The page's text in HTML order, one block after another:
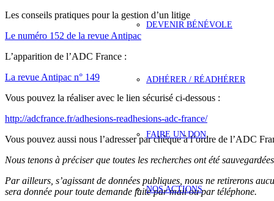
DEVENIR BÉNÉVOLE
ADHÉRER / RÉADHÉRER
FAIRE UN DON
NOS ACTIONS
Les conseils pratiques pour la gestion d’un litige
Le numéro 152 de la revue Antipac
L’apparition de l’ADC France :
La revue Antipac n° 149
Vous pouvez la réaliser avec le lien sécurisé ci-dessous :
http://adcfrance.fr/adhesions-readhesions-adc-france/
Vous pouvez aussi nous l’adresser par chèque à l’ordre de l’ADC
Nous tenons à préciser que toutes les recherches ont été
Par ailleurs, s’agissant de données publiques, nous ne retirerons
sera donnée pour toute demande faite par mail ou par téléphone.